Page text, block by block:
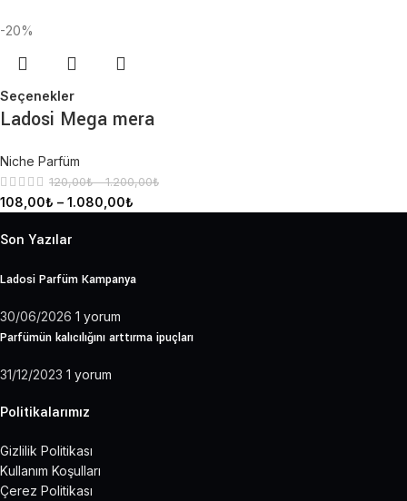
-20%
Seçenekler
Ladosi Mega mera
Niche Parfüm
120,00₺ –1.200,00₺
108,00₺ – 1.080,00₺
Son Yazılar
Ladosi Parfüm Kampanya
30/06/2026 1 yorum
Parfümün kalıcılığını arttırma ipuçları
31/12/2023 1 yorum
Politikalarımız
Gizlilik Politikası
Kullanım Koşulları
Çerez Politikası